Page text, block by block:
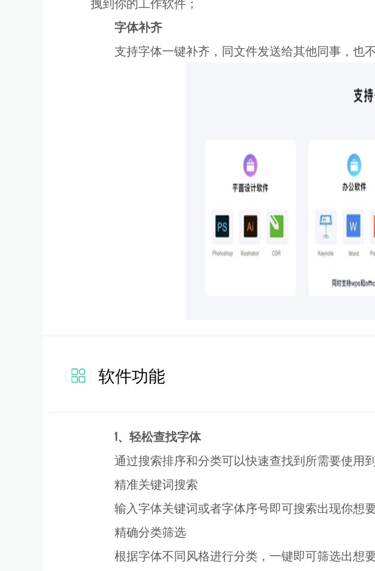
字体补齐
支持字体一键补齐，同文件发送给其他同事，也
软件功能
1、轻松查找字体
通过搜索排序和分类可以快速查找到所需要使用
精准关键词搜索
输入字体关键词或者字体序号即可搜索出现你想
精确分类筛选
根据字体不同风格进行分类，一键即可筛选出想